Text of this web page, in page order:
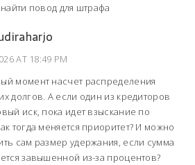
найти повод для штрафа
AT 18:49 PM
момент насчет распределения
долгов. А если один из кредиторов
иск, пока идет взыскание по
тогда меняется приоритет? И можно
сам размер удержания, если сумма
завышенной из-за процентов?